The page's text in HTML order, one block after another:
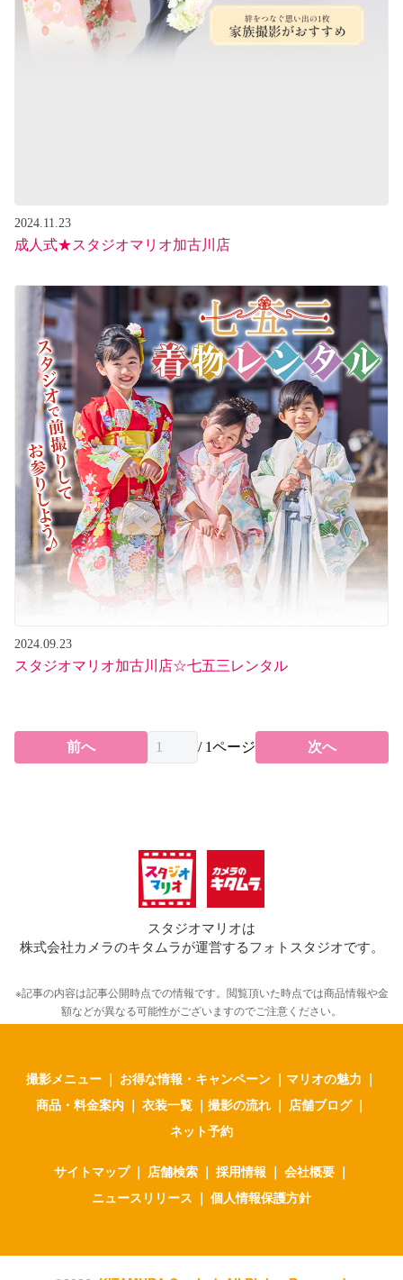
2024.11.23
成人式★スタジオマリオ加古川店
2024.09.23
スタジオマリオ加古川店☆七五三レンタル
前へ / 1ページ 次へ
スタジオマリオは
株式会社カメラのキタムラが運営するフォトスタジオです。
※記事の内容は記事公開時点での情報です。閲覧頂いた時点では商品情報や金
額などが異なる可能性がございますのでご注意ください。
撮影メニュー ｜ お得な情報・キャンペーン ｜ マリオの魅力 ｜
商品・料金案内 ｜ 衣装一覧 ｜ 撮影の流れ ｜ 店舗ブログ ｜
ネット予約
サイトマップ ｜ 店舗検索 ｜ 採用情報 ｜ 会社概要 ｜
ニュースリリース ｜ 個人情報保護方針